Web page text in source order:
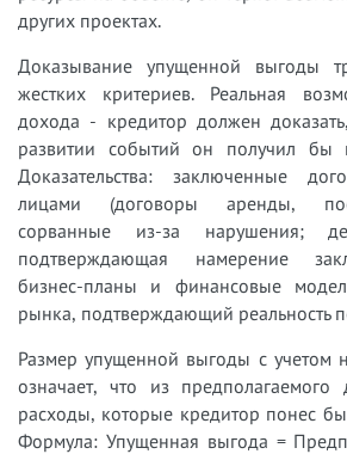
других проектах.
Доказывание упущенной выгоды
жестких критериев. Реальная
дохода - кредитор должен
развитии событий он получил бы
Доказательства: заключенные
лицами (договоры аренды,
сорванные из-за нарушения;
подтверждающая намерение
бизнес-планы и финансовые
рынка, подтверждающий реальность
Размер упущенной выгоды с учетом
означает, что из предполагаемого
расходы, которые кредитор понес
Формула: Упущенная выгода =